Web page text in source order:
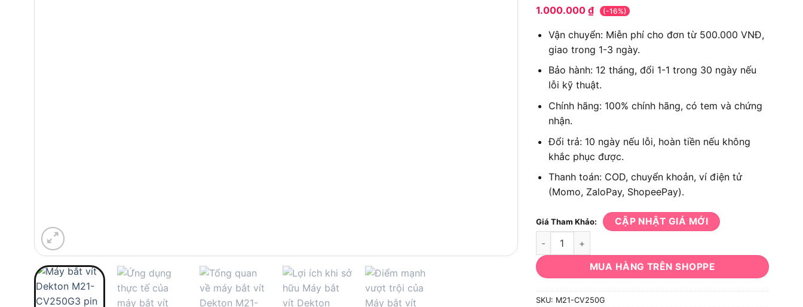
1.000.000 ₫ (-16%)
Vận chuyển: Miễn phí cho đơn từ 500.000 VNĐ,
giao trong 1-3 ngày.
Bảo hành: 12 tháng, đổi 1-1 trong 30 ngày nếu
lỗi kỹ thuật.
Chính hãng: 100% chính hãng, có tem và chứng
nhận.
Đổi trả: 10 ngày nếu lỗi, hoàn tiền nếu không
khắc phục được.
Thanh toán: COD, chuyển khoản, ví điện tử
(Momo, ZaloPay, ShopeePay).
Giá Tham Khảo: CẬP NHẬT GIÁ MỚI
Máy bắt vít Dekton M21-CV250G3 số lượng
MUA HÀNG TRÊN SHOPPE
SKU: M21-CV250G